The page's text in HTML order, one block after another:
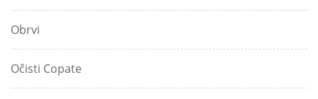
Obrvi
Očisti Copate